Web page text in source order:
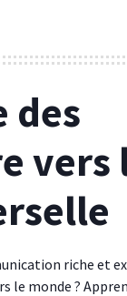
des
vers
riche et
le monde ?